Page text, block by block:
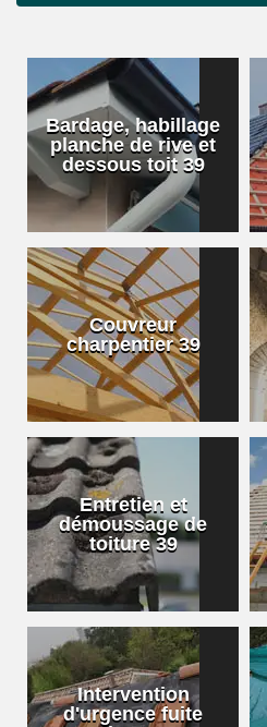
Bardage, habillage
planche de rive et
dessous toit 39
Couvreur
charpentier 39
Entretien et
démoussage de
toiture 39
Intervention
d'urgence fuite